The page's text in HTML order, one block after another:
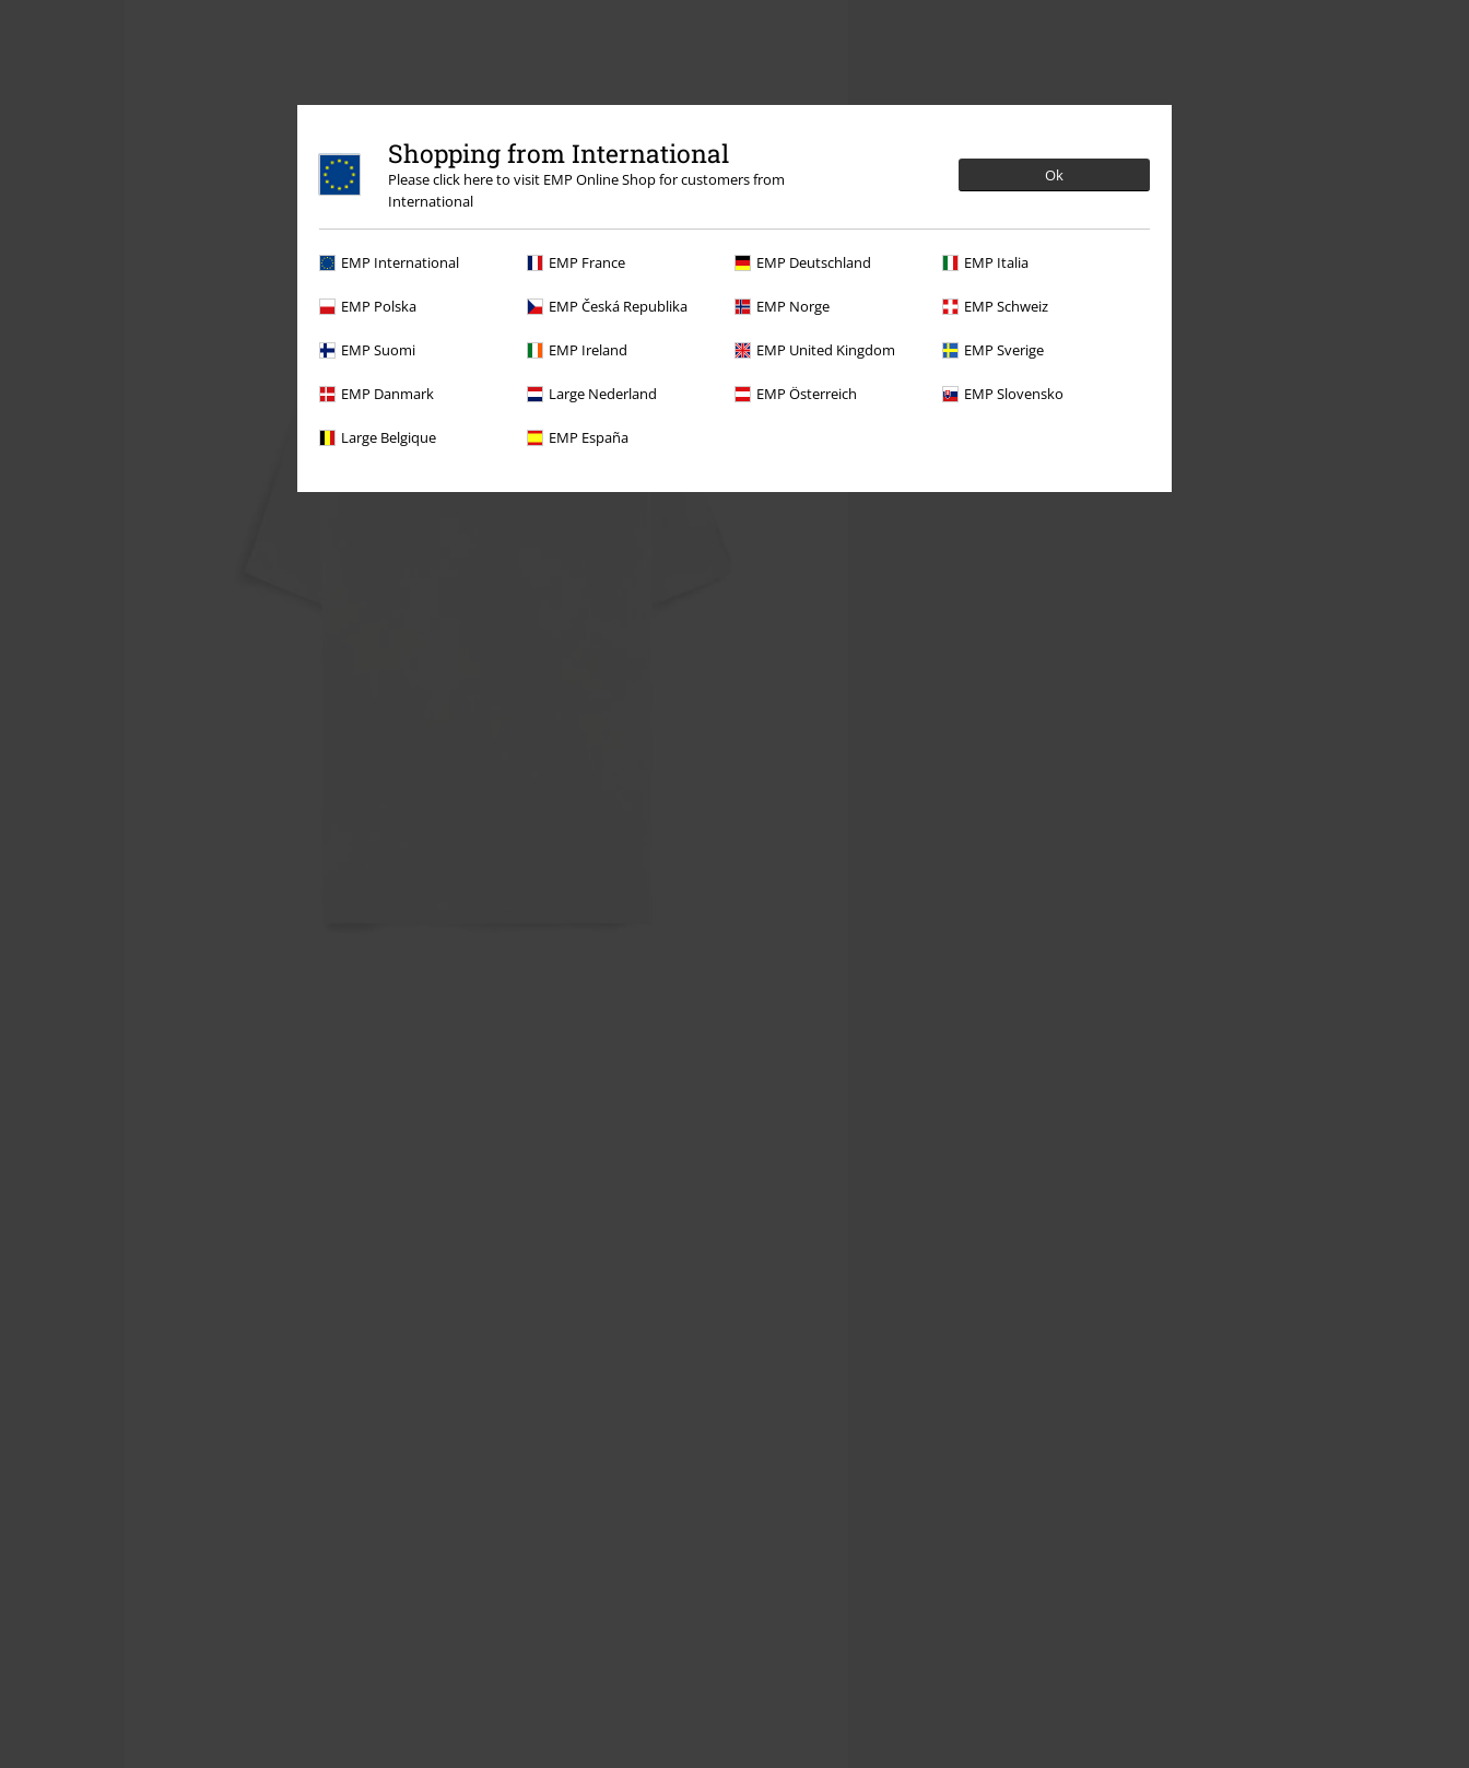
Shopping from International
Please click here to visit EMP Online Shop for customers from
International
Ok
EMP International EMP France EMP Deutschland EMP Italia
EMP Polska EMP Česká Republika EMP Norge EMP Schweiz
EMP Suomi EMP Ireland EMP United Kingdom EMP Sverige
EMP Danmark Large Nederland EMP Österreich EMP Slovensko
Large Belgique EMP España